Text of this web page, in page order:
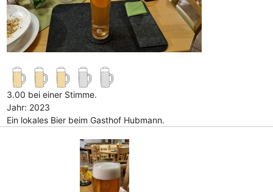
3.00 bei einer Stimme.
Jahr: 2023
Ein lokales Bier beim Gasthof Hubmann.